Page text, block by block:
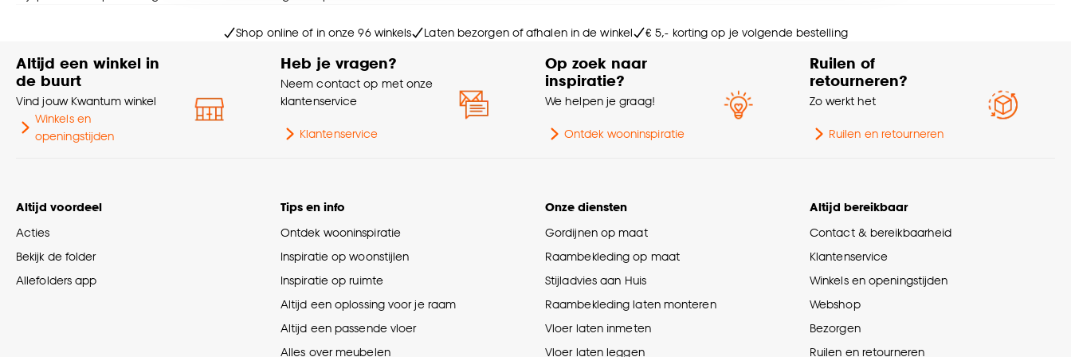
Goed om te weten is dat je deze keuze altijd nog kan aanpassen, bekijk hiervoor onze
Gewicht gram per m2 288 G/m2
Shop online of in onze 96 winkels Laten bezorgen of afhalen in de winkel € 5,- korting op je volgende bestelling
Altijd een winkel in
de buurt
Vind jouw Kwantum winkel
Winkels en
openingstijden
Heb je vragen?
Neem contact op met onze
klantenservice
Klantenservice
Op zoek naar
inspiratie?
We helpen je graag!
Ontdek wooninspiratie
Ruilen of
retourneren?
Zo werkt het
Ruilen en retourneren
Altijd voordeel
Acties
Bekijk de folder
Allefolders app
Tips en info
Ontdek wooninspiratie
Inspiratie op woonstijlen
Inspiratie op ruimte
Altijd een oplossing voor je raam
Altijd een passende vloer
Alles over meubelen
Onze diensten
Gordijnen op maat
Raambekleding op maat
Stijladvies aan Huis
Raambekleding laten monteren
Vloer laten inmeten
Vloer laten leggen
Altijd bereikbaar
Contact & bereikbaarheid
Klantenservice
Winkels en openingstijden
Webshop
Bezorgen
Ruilen en retourneren